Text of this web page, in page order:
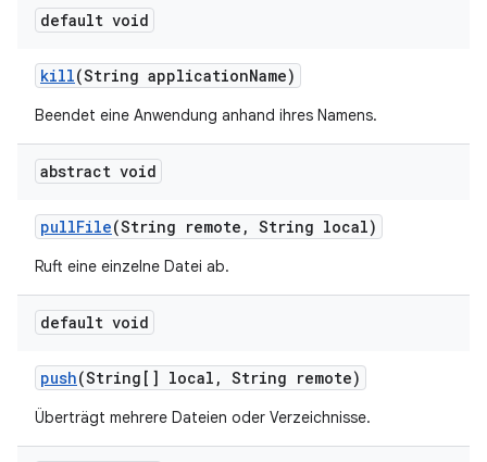
default void
kill(String applicationName)
Beendet eine Anwendung anhand ihres Namens.
abstract void
pullFile(String remote , String local)
Ruft eine einzelne Datei ab.
default void
push(String[] local , String remote)
Überträgt mehrere Dateien oder Verzeichnisse.